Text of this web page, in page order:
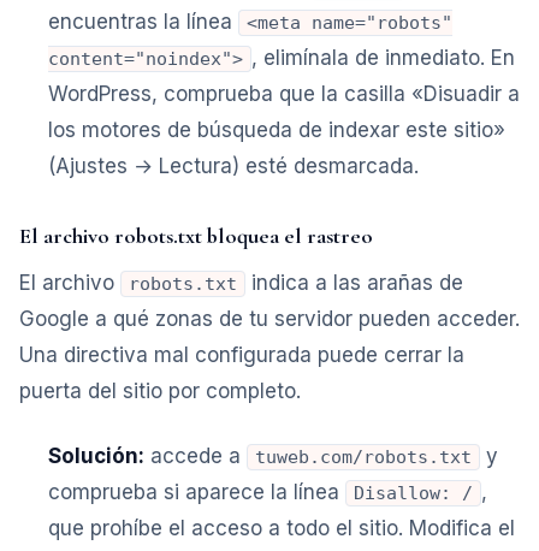
encuentras la línea
<meta name="robots"
content="noindex"> , elimínala de inmediato. En
WordPress, comprueba que la casilla «Disuadir a
los motores de búsqueda de indexar este sitio»
(Ajustes → Lectura) esté desmarcada.
El archivo robots.txt bloquea el rastreo
El archivo robots.txt
indica a las arañas de
Google a qué zonas de tu servidor pueden acceder.
Una directiva mal configurada puede cerrar la
puerta del sitio por completo.
Solución: accede a tuweb.com/robots.txt
y
comprueba si aparece la línea
Disallow: / ,
que prohíbe el acceso a todo el sitio. Modifica el